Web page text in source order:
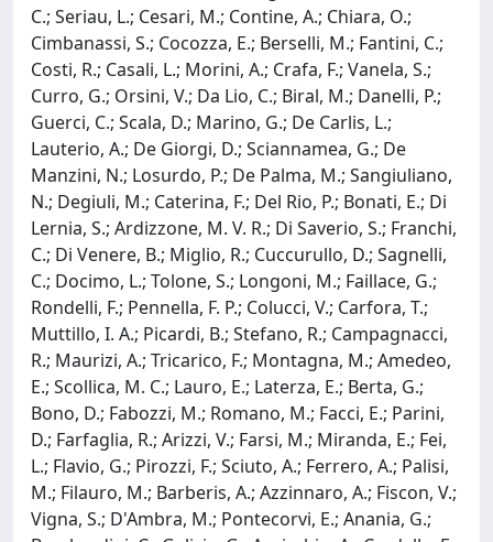
C.; Seriau, L.; Cesari, M.; Contine, A.; Chiara, O.;
Cimbanassi, S.; Cocozza, E.; Berselli, M.; Fantini, C.;
Costi, R.; Casali, L.; Morini, A.; Crafa, F.; Vanela, S.;
Curro, G.; Orsini, V.; Da Lio, C.; Biral, M.; Danelli, P.;
Guerci, C.; Scala, D.; Marino, G.; De Carlis, L.;
Lauterio, A.; De Giorgi, D.; Sciannamea, G.; De
Manzini, N.; Losurdo, P.; De Palma, M.; Sangiuliano,
N.; Degiuli, M.; Caterina, F.; Del Rio, P.; Bonati, E.; Di
Lernia, S.; Ardizzone, M. V. R.; Di Saverio, S.; Franchi,
C.; Di Venere, B.; Miglio, R.; Cuccurullo, D.; Sagnelli,
C.; Docimo, L.; Tolone, S.; Longoni, M.; Faillace, G.;
Rondelli, F.; Pennella, F. P.; Colucci, V.; Carfora, T.;
Muttillo, I. A.; Picardi, B.; Stefano, R.; Campagnacci,
R.; Maurizi, A.; Tricarico, F.; Montagna, M.; Amedeo,
E.; Scollica, M. C.; Lauro, E.; Laterza, E.; Berta, G.;
Bono, D.; Fabozzi, M.; Romano, M.; Facci, E.; Parini,
D.; Farfaglia, R.; Arizzi, V.; Farsi, M.; Miranda, E.; Fei,
L.; Flavio, G.; Pirozzi, F.; Sciuto, A.; Ferrero, A.; Palisi,
M.; Filauro, M.; Barberis, A.; Azzinnaro, A.; Fiscon, V.;
Vigna, S.; D'Ambra, M.; Pontecorvi, E.; Anania, G.;